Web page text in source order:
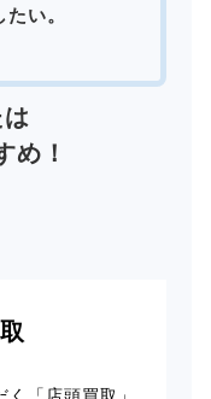
い。
め！
「店頭買取」